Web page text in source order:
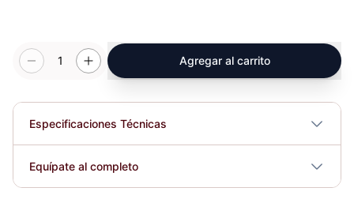
1 Agregar al carrito
Especificaciones Técnicas
Dimensiones Ancho; 14.8 cm. Alto; 12 cm
Equípate al completo